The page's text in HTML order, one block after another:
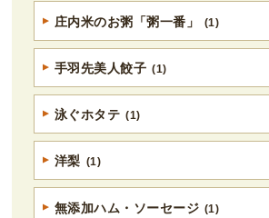
庄内米のお粥「粥一番」 (1)
手羽先美人餃子 (1)
泳ぐホタテ (1)
洋梨 (1)
無添加ハム・ソーセージ (1)